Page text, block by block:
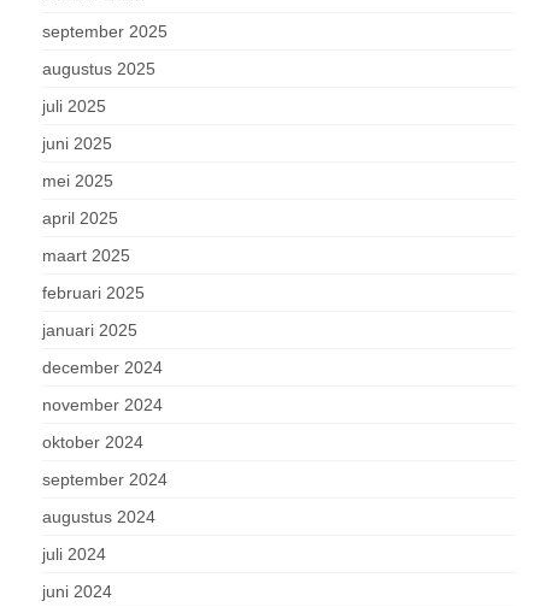
september 2025
augustus 2025
juli 2025
juni 2025
mei 2025
april 2025
maart 2025
februari 2025
januari 2025
december 2024
november 2024
oktober 2024
september 2024
augustus 2024
juli 2024
juni 2024